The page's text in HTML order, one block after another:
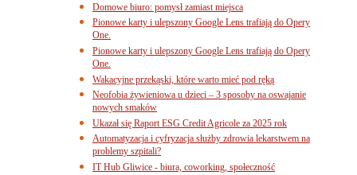
Domowe biuro: pomysł zamiast miejsca
Pionowe karty i ulepszony Google Lens trafiają do Opery
One.
Pionowe karty i ulepszony Google Lens trafiają do Opery
One.
Wakacyjne przekąski, które warto mieć pod ręką
Neofobia żywieniowa u dzieci – 3 sposoby na oswajanie
nowych smaków
Ukazał się Raport ESG Credit Agricole za 2025 rok
Automatyzacja i cyfryzacja służby zdrowia lekarstwem na
problemy szpitali?
IT Hub Gliwice - biura, coworking, społeczność